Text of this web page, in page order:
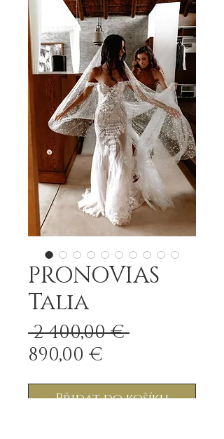
PRONOVIAS
Talia
2 400,00 € Běžná
890,00 €
cena
Přidat do košíku